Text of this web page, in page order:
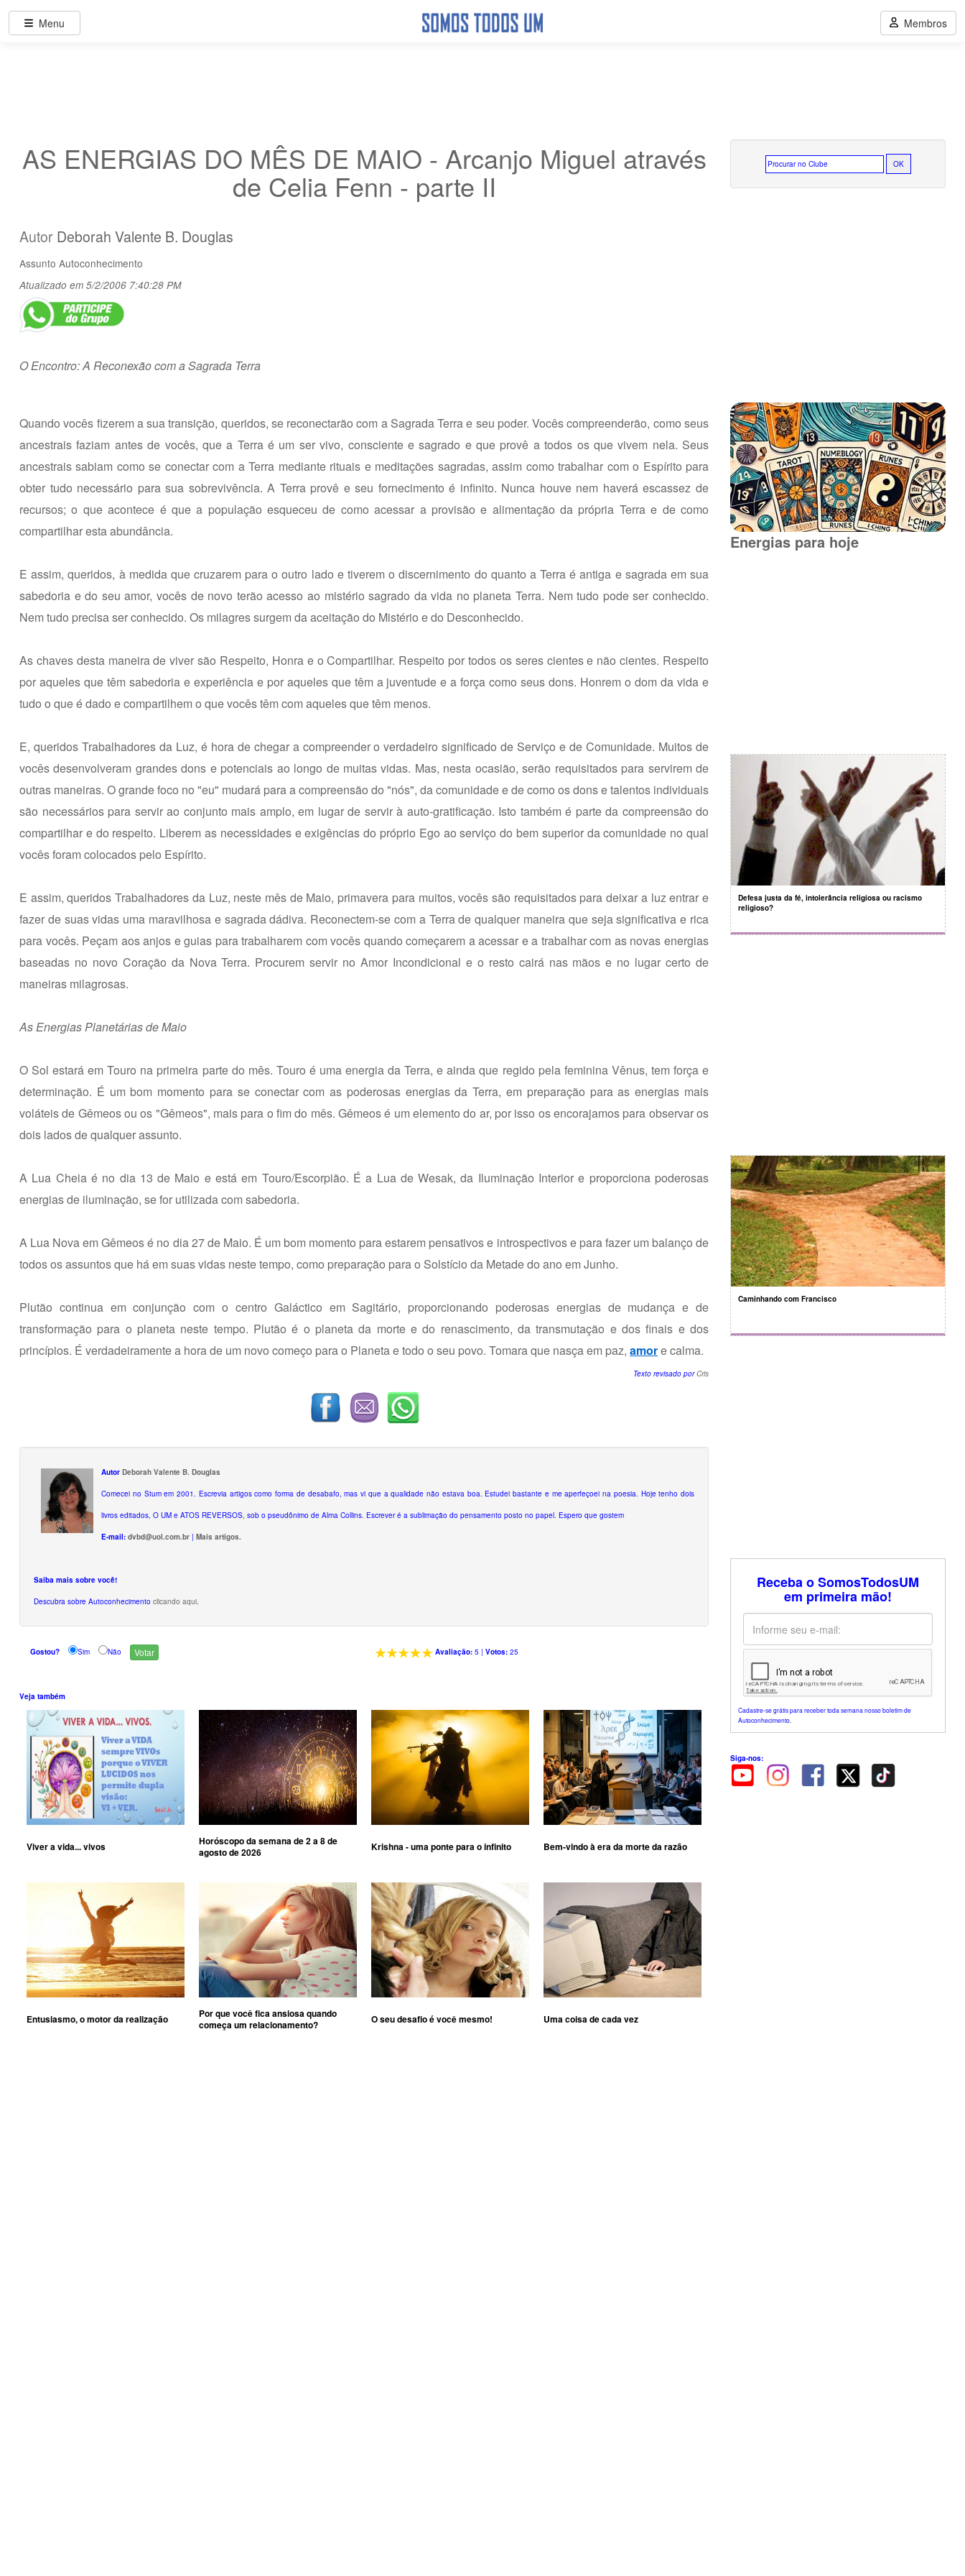
AS ENERGIAS DO MÊS DE MAIO - Arcanjo Miguel através
de Celia Fenn - parte II
Autor Deborah Valente B. Douglas
Assunto Autoconhecimento
Atualizado em 5/2/2006 7:40:28 PM
O Encontro: A Reconexão com a Sagrada Terra
Quando vocês fizerem a sua transição, queridos, se reconectarão com a Sagrada Terra e seu poder. Vocês compreenderão, como seus
ancestrais faziam antes de vocês, que a Terra é um ser vivo, consciente e sagrado e que provê a todos os que vivem nela. Seus
ancestrais sabiam como se conectar com a Terra mediante rituais e meditações sagradas, assim como trabalhar com o Espírito para
obter tudo necessário para sua sobrevivência. A Terra provê e seu fornecimento é infinito. Nunca houve nem haverá escassez de
recursos; o que acontece é que a população esqueceu de como acessar a provisão e alimentação da própria Terra e de como
compartilhar esta abundância.
E assim, queridos, à medida que cruzarem para o outro lado e tiverem o discernimento do quanto a Terra é antiga e sagrada em sua
sabedoria e do seu amor, vocês de novo terão acesso ao mistério sagrado da vida no planeta Terra. Nem tudo pode ser conhecido.
Nem tudo precisa ser conhecido. Os milagres surgem da aceitação do Mistério e do Desconhecido.
As chaves desta maneira de viver são Respeito, Honra e o Compartilhar. Respeito por todos os seres cientes e não cientes. Respeito
por aqueles que têm sabedoria e experiência e por aqueles que têm a juventude e a força como seus dons. Honrem o dom da vida e
tudo o que é dado e compartilhem o que vocês têm com aqueles que têm menos.
E, queridos Trabalhadores da Luz, é hora de chegar a compreender o verdadeiro significado de Serviço e de Comunidade. Muitos de
vocês desenvolveram grandes dons e potenciais ao longo de muitas vidas. Mas, nesta ocasião, serão requisitados para servirem de
outras maneiras. O grande foco no "eu" mudará para a compreensão do "nós", da comunidade e de como os dons e talentos individuais
são necessários para servir ao conjunto mais amplo, em lugar de servir à auto-gratificação. Isto também é parte da compreensão do
compartilhar e do respeito. Liberem as necessidades e exigências do próprio Ego ao serviço do bem superior da comunidade no qual
vocês foram colocados pelo Espírito.
E assim, queridos Trabalhadores da Luz, neste mês de Maio, primavera para muitos, vocês são requisitados para deixar a luz entrar e
fazer de suas vidas uma maravilhosa e sagrada dádiva. Reconectem-se com a Terra de qualquer maneira que seja significativa e rica
para vocês. Peçam aos anjos e guias para trabalharem com vocês quando começarem a acessar e a trabalhar com as novas energias
baseadas no novo Coração da Nova Terra. Procurem servir no Amor Incondicional e o resto cairá nas mãos e no lugar certo de
maneiras milagrosas.
As Energias Planetárias de Maio
O Sol estará em Touro na primeira parte do mês. Touro é uma energia da Terra, e ainda que regido pela feminina Vênus, tem força e
determinação. É um bom momento para se conectar com as poderosas energias da Terra, em preparação para as energias mais
voláteis de Gêmeos ou os "Gêmeos", mais para o fim do mês. Gêmeos é um elemento do ar, por isso os encorajamos para observar os
dois lados de qualquer assunto.
A Lua Cheia é no dia 13 de Maio e está em Touro/Escorpião. É a Lua de Wesak, da Iluminação Interior e proporciona poderosas
energias de iluminação, se for utilizada com sabedoria.
A Lua Nova em Gêmeos é no dia 27 de Maio. É um bom momento para estarem pensativos e introspectivos e para fazer um balanço de
todos os assuntos que há em suas vidas neste tempo, como preparação para o Solstício da Metade do ano em Junho.
Plutão continua em conjunção com o centro Galáctico em Sagitário, proporcionando poderosas energias de mudança e de
transformação para o planeta neste tempo. Plutão é o planeta da morte e do renascimento, da transmutação e dos finais e dos
princípios. É verdadeiramente a hora de um novo começo para o Planeta e todo o seu povo. Tomara que nasça em paz, amore calma.
Texto revisado porCris
Autor Deborah Valente B. Douglas
Comecei no Stum em 2001. Escrevia artigos como forma de desabafo, mas vi que a qualidade não estava boa. Estudei bastante e me aperfeçoei na poesia. Hoje tenho dois
livros editados, O UM e ATOS REVERSOS, sob o pseudônimo de Alma Collins. Escrever é a sublimação do pensamento posto no papel. Espero que gostem
E-mail: dvbd@uol.com.br | Mais artigos.
Saiba mais sobre você!
Descubra sobre Autoconhecimento clicando aqui.
Gostou? Sim Não Avaliação:5 | Votos:25
Veja também
Viver a vida... vivos
Horóscopo da semana de 2 a 8 de
agosto de 2026
Krishna - uma ponte para o infinito Bem-vindo à era da morte da razão
Entusiasmo, o motor da realização
Por que você fica ansiosa quando
começa um relacionamento?
O seu desafio é você mesmo! Uma coisa de cada vez
Energias para hoje
Defesa justa da fé, intolerância religiosa ou racismo
religioso?
Caminhando com Francisco
Receba o SomosTodosUM
em primeira mão!
Cadastre-se grátis para receber toda semana nosso boletim de
Autoconhecimento.
Siga-nos:
Menu Membros